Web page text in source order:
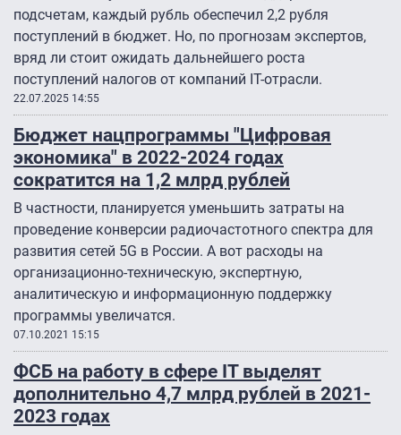
подсчетам, каждый рубль обеспечил 2,2 рубля
поступлений в бюджет. Но, по прогнозам экспертов,
вряд ли стоит ожидать дальнейшего роста
поступлений налогов от компаний IT-отрасли.
22.07.2025 14:55
Бюджет нацпрограммы "Цифровая
экономика" в 2022-2024 годах
сократится на 1,2 млрд рублей
В частности, планируется уменьшить затраты на
проведение конверсии радиочастотного спектра для
развития сетей 5G в России. А вот расходы на
организационно-техническую, экспертную,
аналитическую и информационную поддержку
программы увеличатся.
07.10.2021 15:15
ФСБ на работу в сфере IT выделят
дополнительно 4,7 млрд рублей в 2021-
2023 годах